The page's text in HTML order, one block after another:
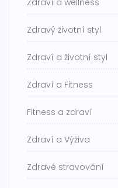
Zdraví a wellness
Zdravý životní styl
Zdraví a životní styl
Zdraví a Fitness
Fitness a zdraví
Zdraví a Výživa
Zdravé stravování